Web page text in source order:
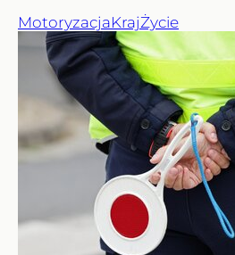
MotoryzacjaKrajŻycie